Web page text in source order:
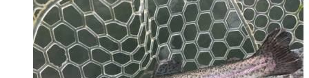
エサ
ハリ外し
魚を入れておく網(ビクやスカリなど)